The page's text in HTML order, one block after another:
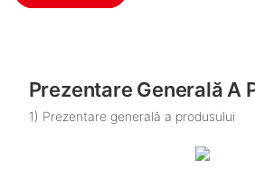
Prezentare Generală A
1) Prezentare generală a produsului